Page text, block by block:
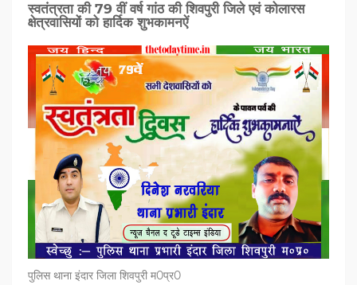
स्वतंत्रता की 79 वीं वर्ष गांठ की शिवपुरी जिले एवं कोलारस
क्षेत्रवासियों को हार्दिक शुभकामनऐं
पुलिस थाना इंदार जिला शिवपुरी म0प्र0